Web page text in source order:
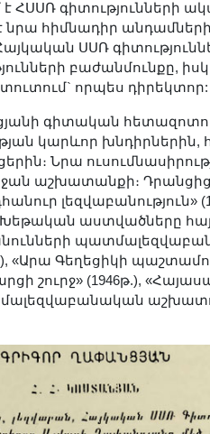
է ՀՍՍՌ գիտությունների
հիմնադիր
ՍՍՌ
բաժանմունքը, իսկ
որպես
գիտական
կարևոր խնդիրներին,
Նրա
աշխատանքի։ Դրանցից
լեզվաբանություն»
աստվածները
«Արա Գեղեցիկի
շուրջ» (1946թ.),